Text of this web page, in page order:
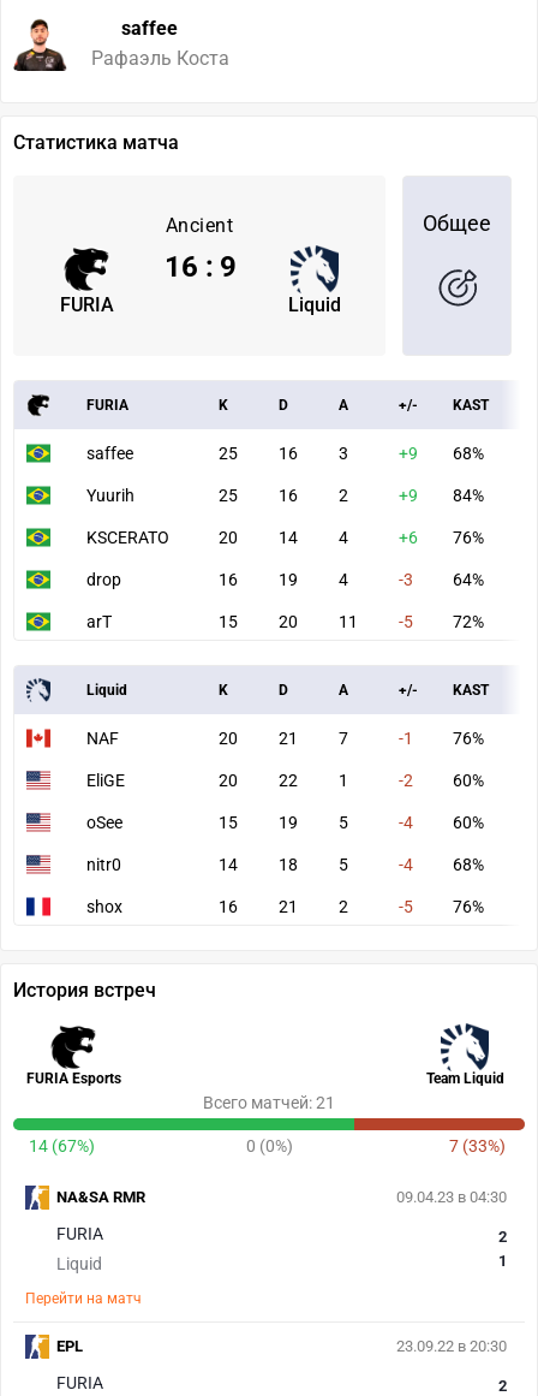
saffee
Рафаэль Коста
Статистика матча
Ancient
FURIA Liquid
16 : 9
Общее
FURIA K D A +/- KAST
saffee 25 16 3 +9 68%
Yuurih 25 16 2 +9 84%
KSCERATO 20 14 4 +6 76%
drop 16 19 4 -3 64%
arT 15 20 11 -5 72%
Liquid K D A +/- KAST
NAF 20 21 7 -1 76%
EliGE 20 22 1 -2 60%
oSee 15 19 5 -4 60%
nitr0 14 18 5 -4 68%
shox 16 21 2 -5 76%
История встреч
FURIA Esports Team Liquid
Всего матчей: 21
14 (67%) 0 (0%) 7 (33%)
09.04.23 в 04:30
FURIA
Liquid
2
1
Перейти на матч
NA&SA RMR
23.09.22 в 20:30
FURIA
2
EPL